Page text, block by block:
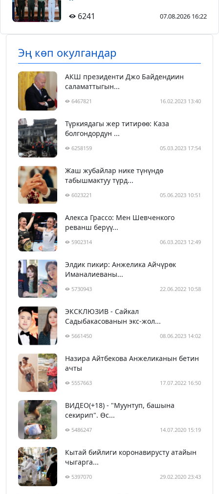
6241
07.08.2026 16:22
Эң көп окулгандар
АКШ президенти Джо Байдендиин
саламаттыгын...
6467821 16.02.2023 13:40
Түркиядагы жер титирөө: Каза
болгондордун ...
6258159 05.03.2023 17:54
Жаш жубайлар нике түнүндө
табышмактуу түрд...
6023221 05.06.2023 10:51
Алекса Грассо: Мен Шевченкого
реванш берүү...
5902314 06.03.2023 12:49
Элдик пикир: Анжелика Айчүрөк
Иманалиеваны...
5730943 22.06.2022 10:58
ЭКСКЛЮЗИВ - Сайкал
Садыбакасованын экс-жол...
5661450 08.06.2023 14:02
Назира Айтбекова Анжеликанын бетин
ачты
5557663 17.07.2022 16:50
ВИДЕО(+18) - "Муунтуп, башына
секирип". Өс...
5486247 14.07.2020 15:19
Кытай бийлиги коронавирусту атайын
чыгарга...
5397070 29.02.2020 23:43